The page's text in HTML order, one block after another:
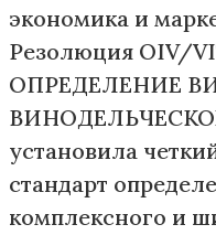
экономика и
Резолюция OIV/
ОПРЕДЕЛЕНИЕ
установила
стандарт
комплексного и